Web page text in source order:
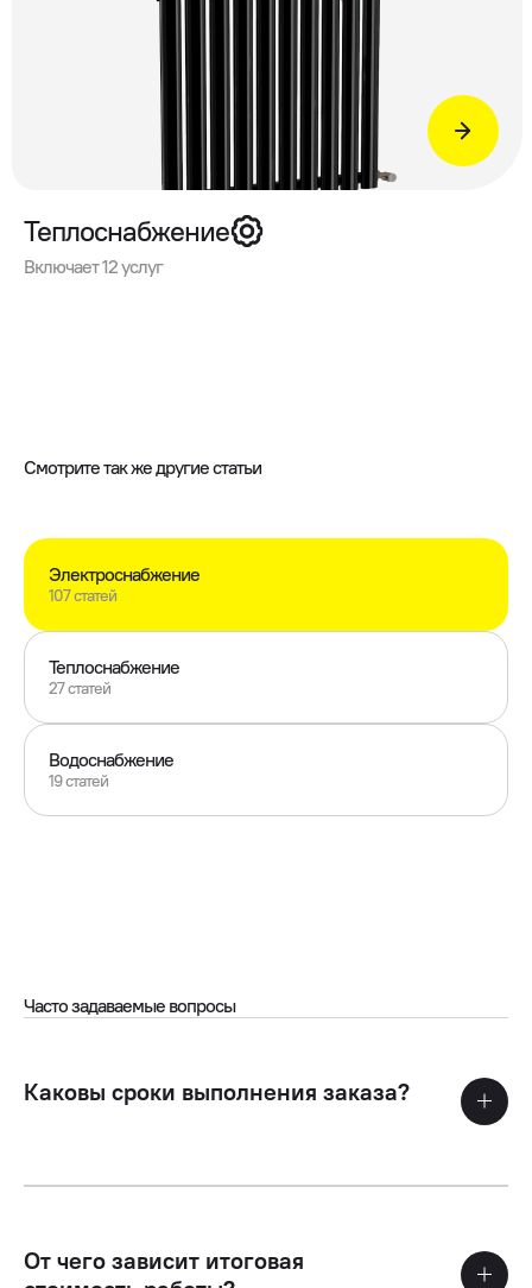
Теплоснабжение
Включает 12 услуг
Смотрите так же другие статьи
Электроснабжение
107 статей
Теплоснабжение
27 статей
Водоснабжение
19 статей
Часто задаваемые вопросы
Каковы сроки выполнения заказа?
От чего зависит итоговая